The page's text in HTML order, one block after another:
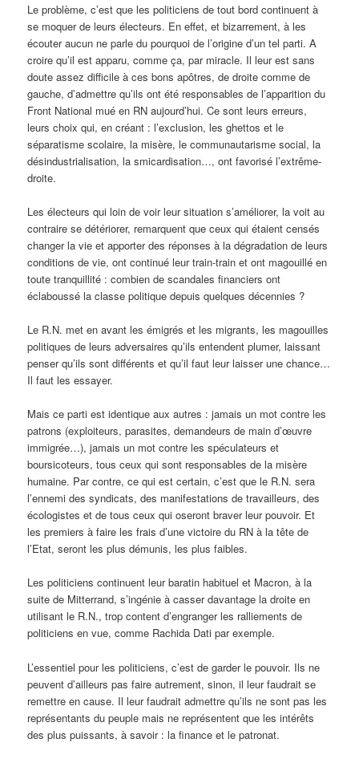
Le problème, c’est que les politiciens de tout bord continuent à
se moquer de leurs électeurs. En effet, et bizarrement, à les
écouter aucun ne parle du pourquoi de l’origine d’un tel parti. A
croire qu’il est apparu, comme ça, par miracle. Il leur est sans
doute assez difficile à ces bons apôtres, de droite comme de
gauche, d’admettre qu’ils ont été responsables de l’apparition du
Front National mué en RN aujourd’hui. Ce sont leurs erreurs,
leurs choix qui, en créant : l’exclusion, les ghettos et le
séparatisme scolaire, la misère, le communautarisme social, la
désindustrialisation, la smicardisation…, ont favorisé l’extrême-
droite.
Les électeurs qui loin de voir leur situation s’améliorer, la voit au
contraire se détériorer, remarquent que ceux qui étaient censés
changer la vie et apporter des réponses à la dégradation de leurs
conditions de vie, ont continué leur train-train et ont magouillé en
toute tranquillité : combien de scandales financiers ont
éclaboussé la classe politique depuis quelques décennies ?
Le R.N. met en avant les émigrés et les migrants, les magouilles
politiques de leurs adversaires qu’ils entendent plumer, laissant
penser qu’ils sont différents et qu’il faut leur laisser une chance…
Il faut les essayer.
Mais ce parti est identique aux autres : jamais un mot contre les
patrons (exploiteurs, parasites, demandeurs de main d’œuvre
immigrée…), jamais un mot contre les spéculateurs et
boursicoteurs, tous ceux qui sont responsables de la misère
humaine. Par contre, ce qui est certain, c’est que le R.N. sera
l’ennemi des syndicats, des manifestations de travailleurs, des
écologistes et de tous ceux qui oseront braver leur pouvoir. Et
les premiers à faire les frais d’une victoire du RN à la tête de
l’Etat, seront les plus démunis, les plus faibles.
Les politiciens continuent leur baratin habituel et Macron, à la
suite de Mitterrand, s’ingénie à casser davantage la droite en
utilisant le R.N., trop content d’engranger les ralliements de
politiciens en vue, comme Rachida Dati par exemple.
L’essentiel pour les politiciens, c’est de garder le pouvoir. Ils ne
peuvent d’ailleurs pas faire autrement, sinon, il leur faudrait se
remettre en cause. Il leur faudrait admettre qu’ils ne sont pas les
représentants du peuple mais ne représentent que les intérêts
des plus puissants, à savoir : la finance et le patronat.